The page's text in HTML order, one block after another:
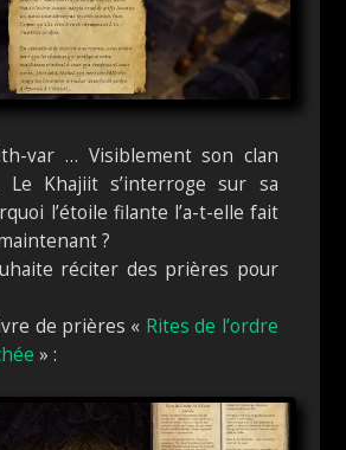
var … Visiblement son clan
Le Khajiit s’interroge sur sa
l’étoile filante l’a-t-elle fait
?
réciter des prières pour
de prières « Rites de l’ordre
» :